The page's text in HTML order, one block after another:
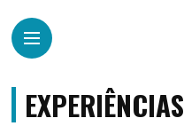
EXPERIÊNCIAS